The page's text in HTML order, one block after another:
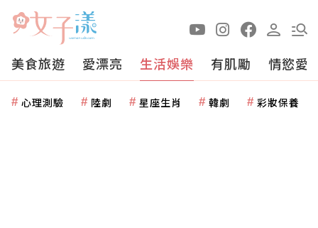
美食旅遊 愛漂亮 生活娛樂 有肌勵 情慾愛
心理測驗 陸劇 星座生肖 韓劇 彩妝保養